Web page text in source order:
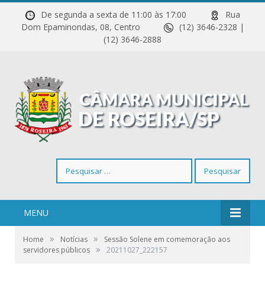
De segunda a sexta de 11:00 às 17:00
Rua
Dom Epaminondas, 08, Centro
(12) 3646-2328 |
(12) 3646-2888
por:
MENU
Home » Notícias »
Sessão Solene em comemoração aos
servidores públicos » 20211027_222157